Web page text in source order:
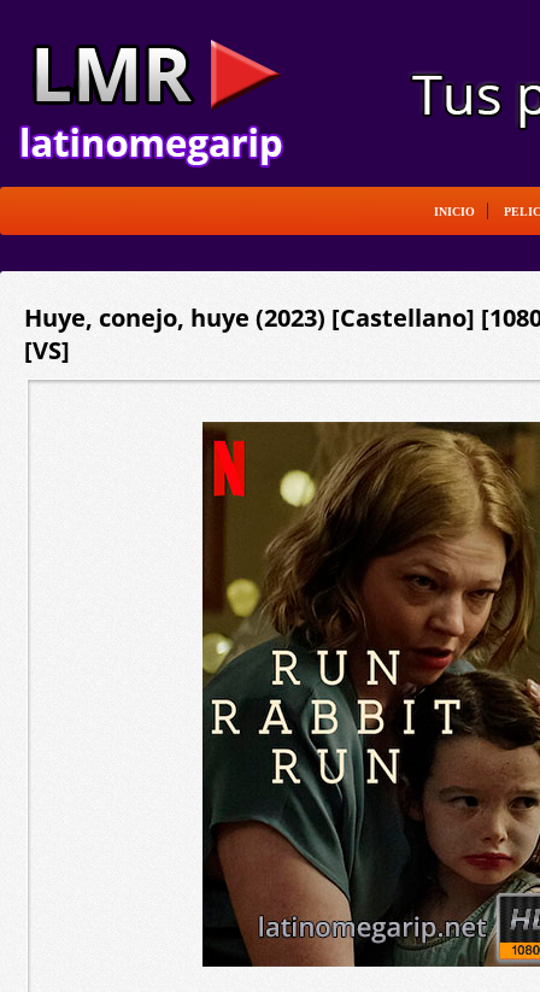
INICIO
Huye, conejo, huye (2023) [Castellano]
[VS]